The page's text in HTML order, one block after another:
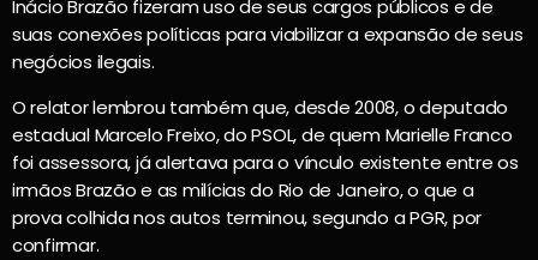
Inácio Brazão fizeram uso de seus cargos públicos e de
suas conexões políticas para viabilizar a expansão de seus
negócios ilegais.
O relator lembrou também que, desde 2008, o deputado
estadual Marcelo Freixo, do PSOL, de quem Marielle Franco
foi assessora, já alertava para o vínculo existente entre os
irmãos Brazão e as milícias do Rio de Janeiro, o que a
prova colhida nos autos terminou, segundo a PGR, por
confirmar.